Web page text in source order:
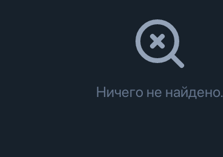
Ничего не найдено.